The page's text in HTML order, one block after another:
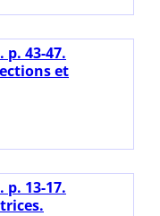
p. 43-47.
et
p. 13-17.